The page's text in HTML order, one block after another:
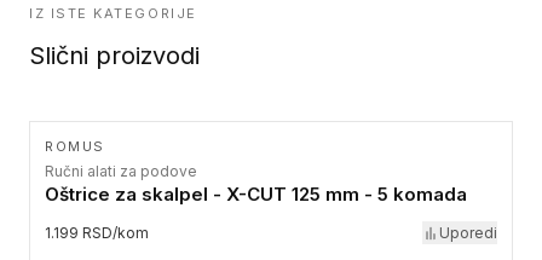
IZ ISTE KATEGORIJE
Slični proizvodi
ROMUS
Ručni alati za podove
Oštrice za skalpel - X-CUT 125 mm - 5 komada
1.199 RSD/kom Uporedi